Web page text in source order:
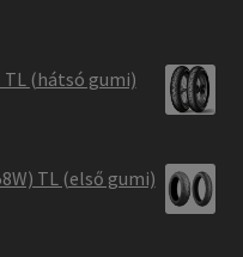
TL (hátsó gumi)
TL (első gumi)